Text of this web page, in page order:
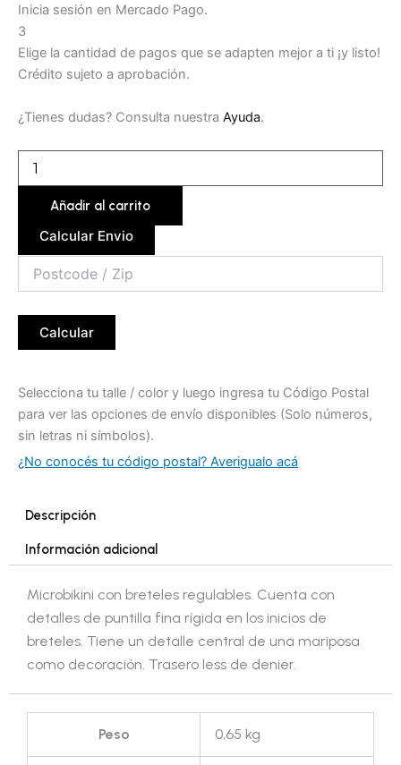
Inicia sesión en Mercado Pago.
3
Elige la cantidad de pagos que se adapten mejor a ti ¡y listo!
Crédito sujeto a aprobación.
¿Tienes dudas? Consulta nuestra Ayuda.
Añadir al carrito
Calcular Envio
Calcular
Selecciona tu talle / color y luego ingresa tu Código Postal
para ver las opciones de envío disponibles (Solo números,
sin letras ni símbolos).
¿No conocés tu código postal? Averigualo acá
Descripción
Información adicional
Microbikini con breteles regulables. Cuenta con
detalles de puntilla fina rígida en los inicios de
breteles. Tiene un detalle central de una mariposa
como decoración. Trasero less de denier.
Peso 0,65 kg